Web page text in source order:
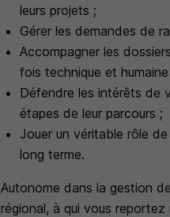
leurs projets ;
Gérer les demandes de
Accompagner les
fois technique et
Défendre les intérêts de
étapes de leur parcours ;
Jouer un véritable rôle
long terme.
Autonome dans la gestion
régional, à qui vous